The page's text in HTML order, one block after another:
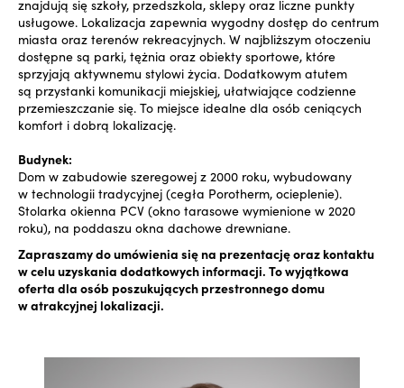
znajdują się szkoły, przedszkola, sklepy oraz liczne punkty
usługowe. Lokalizacja zapewnia wygodny dostęp do centrum
miasta oraz terenów rekreacyjnych. W najbliższym otoczeniu
dostępne są parki, tężnia oraz obiekty sportowe, które
sprzyjają aktywnemu stylowi życia. Dodatkowym atutem
są przystanki komunikacji miejskiej, ułatwiające codzienne
przemieszczanie się. To miejsce idealne dla osób ceniących
komfort i dobrą lokalizację.
Budynek:
Dom w zabudowie szeregowej z 2000 roku, wybudowany
w technologii tradycyjnej (cegła Porotherm, ocieplenie).
Stolarka okienna PCV (okno tarasowe wymienione w 2020
roku), na poddaszu okna dachowe drewniane.
Zapraszamy do umówienia się na prezentację oraz kontaktu
w celu uzyskania dodatkowych informacji. To wyjątkowa
oferta dla osób poszukujących przestronnego domu
w atrakcyjnej lokalizacji.